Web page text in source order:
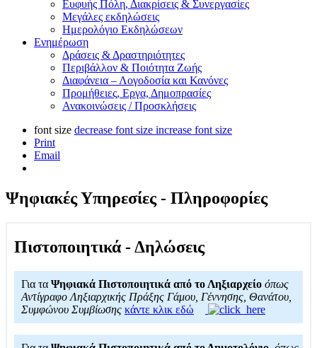
Ευφυής Πόλη, Διακρίσεις & Συνεργασίες
Μεγάλες εκδηλώσεις
Ημερολόγιο Εκδηλώσεων
Ενημέρωση
Δράσεις & Δραστηριότητες
Περιβάλλον & Ποιότητα Ζωής
Διαφάνεια – Λογοδοσία και Κανόνες
Προμήθειες, Εργα, Δημοπρασίες
Ανακοινώσεις / Προσκλήσεις
font size decrease font size increase font size
Print
Email
Ψηφιακές Υπηρεσίες - Πληροφορίες
Πιστοποιητικά - Δηλώσεις
Για τα Ψηφιακά Πιστοποιητικά από το Ληξιαρχείο όπως
Αντίγραφο Ληξιαρχικής Πράξης Γάμου, Γέννησης, Θανάτου,
Συμφώνου Συμβίωσης κάντε κλικ εδώ